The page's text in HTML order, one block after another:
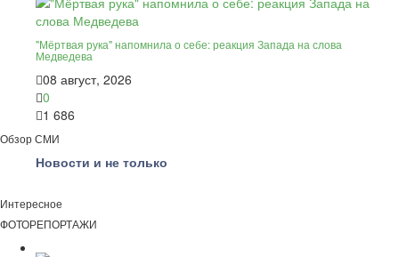
"Мёртвая рука" напомнила о себе: реакция Запада на слова
Медведева
08 август, 2026
0
1 686
Обзор СМИ
Новости и не только
Интересное
ФОТОРЕПОРТАЖИ